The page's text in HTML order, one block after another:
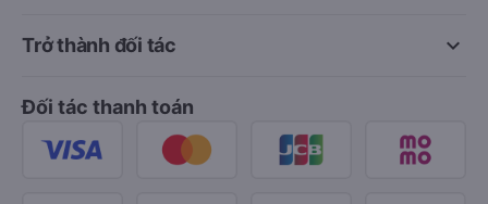
keyboard_arrow_down
Trở thành đối tác
Đối tác thanh toán